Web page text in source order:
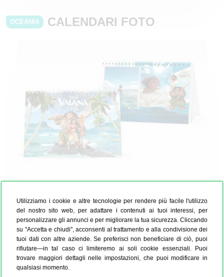
Utilizziamo i cookie e altre tecnologie per rendere più facile l'utilizzo
del nostro sito web, per adattare i contenuti ai tuoi interessi, per
personalizzare gli annunci e per migliorare la tua sicurezza. Cliccando
su "Accetta e chiudi", acconsenti al trattamento e alla condivisione dei
tuoi dati con altre aziende. Se preferisci non beneficiare di ciò, puoi
rifiutare—in tal caso ci limiteremo ai soli cookie essenziali. Puoi
trovare maggiori dettagli nelle impostazioni, che puoi modificare in
qualsiasi momento.
OCEANIA CALENDARI FOTO
Puoi scegliere liberamente il mese di inizio del tuo
calendario – con calendari 2026 dal design elegante.
A5 Panoramico
CHF 14.90